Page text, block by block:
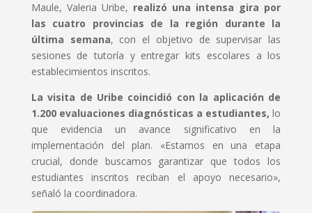
Maule, Valeria Uribe, realizó una intensa gira por
las cuatro provincias de la región durante la
última semana, con el objetivo de supervisar las
sesiones de tutoría y entregar kits escolares a los
establecimientos inscritos.
La visita de Uribe coincidió con la aplicación de
1.200 evaluaciones diagnósticas a estudiantes, lo
que evidencia un avance significativo en la
implementación del plan. «Estamos en una etapa
crucial, donde buscamos garantizar que todos los
estudiantes inscritos reciban el apoyo necesario»,
señaló la coordinadora.